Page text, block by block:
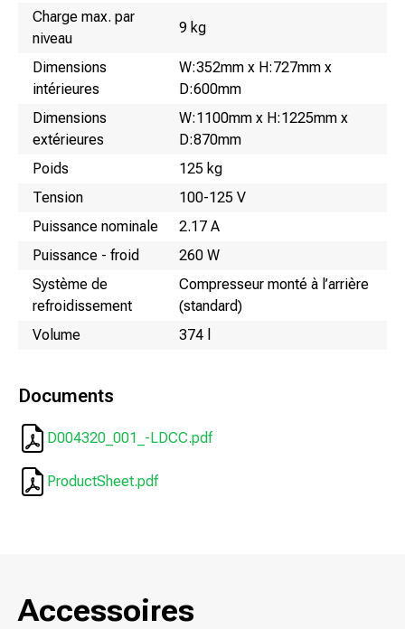
Charge max. par
niveau
9 kg
Dimensions
intérieures
W:352mm x H:727mm x
D:600mm
Dimensions
extérieures
W:1100mm x H:1225mm x
D:870mm
Poids
125 kg
Tension
100-125 V
Puissance nominale
2.17 A
Puissance - froid
260 W
Système de
refroidissement
Compresseur monté à l’arrière
(standard)
Volume
374 l
Documents
D004320_001_-LDCC.pdf
ProductSheet.pdf
Accessoires